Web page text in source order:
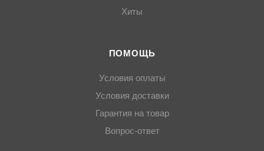
Хиты
ПОМОЩЬ
Условия оплаты
Условия доставки
Гарантия на товар
Вопрос-ответ